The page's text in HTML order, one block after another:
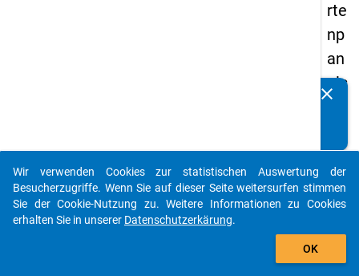
rte
np
an
els
-
vie
rte
clear
auto_stories
add_shopping_cart
Wir verwenden Cookies zur statistischen Auswertung der
Besucherzugriffe. Wenn Sie auf dieser Seite weitersurfen stimmen
Sie der Cookie-Nutzung zu. Weitere Informationen zu Cookies
erhalten Sie in unserer Datenschutzerkärung.
OK